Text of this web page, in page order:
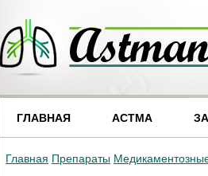
ГЛАВНАЯ АСТМА
Главная Препараты